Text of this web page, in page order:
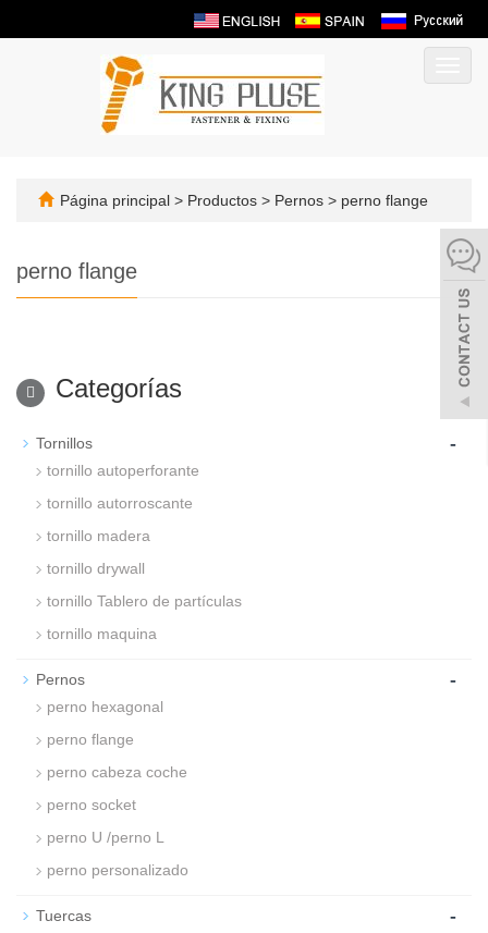
Página principal > Productos > Pernos > perno flange
perno flange
Categorías
Tornillos -
tornillo autoperforante
tornillo autorroscante
tornillo madera
tornillo drywall
tornillo Tablero de partículas
tornillo maquina
Pernos -
perno hexagonal
perno flange
perno cabeza coche
perno socket
perno U /perno L
perno personalizado
Tuercas -